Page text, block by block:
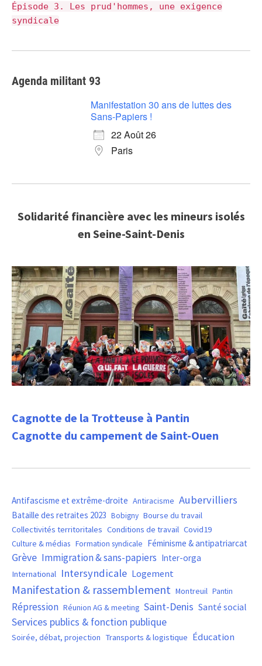
Épisode 3. Les prud'hommes, une exigence
syndicale
Agenda militant 93
Manifestation 30 ans de luttes des
Sans-Papiers !
22 Août 26
Paris
Solidarité financière avec les mineurs isolés
en Seine-Saint-Denis
Cagnotte de la Trotteuse à Pantin
Cagnotte du campement de Saint-Ouen
Antifascisme et extrême-droite Antiracisme Aubervilliers
Bataille des retraites 2023 Bobigny Bourse du travail
Collectivités territoritales Conditions de travail Covid19
Culture & médias Formation syndicale Féminisme & antipatriarcat
Grève Immigration & sans-papiers Inter-orga
International Intersyndicale Logement
Manifestation & rassemblement Montreuil Pantin
Répression Réunion AG & meeting Saint-Denis Santé social
Services publics & fonction publique
Soirée, débat, projection Transports & logistique Éducation